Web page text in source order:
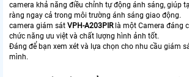
camera khả năng điều chỉnh tự động ánh sáng, giúp
ràng ngay cả trong môi trường ánh sáng giao động.
camera giám sát VPH-A203PIRlà một Camera đáng
chức năng ưu việt và chất lượng hình ảnh tốt.
Đáng để bạn xem xét và lựa chọn cho nhu cầu giám
mình.